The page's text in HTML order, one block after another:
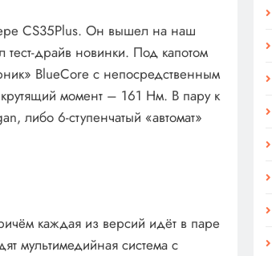
CS35Plus. Он вышел на наш
тест-драйв новинки. Под капотом
BlueCore с непосредственным
момент – 161 Нм. В пару к
либо 6-ступенчатый «автомат»
каждая из версий идёт в паре
мультимедийная система с